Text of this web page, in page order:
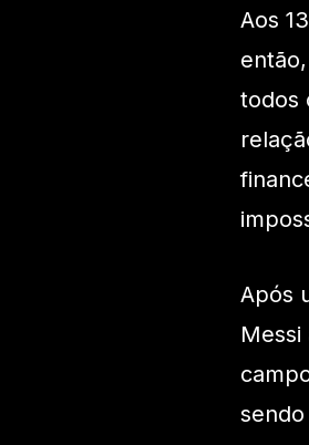
Aos
todos
Após